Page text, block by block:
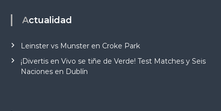
Actualidad
Leinster vs Munster en Croke Park
¡Divertis en Vivo se tiñe de Verde! Test Matches y Seis
Naciones en Dublín